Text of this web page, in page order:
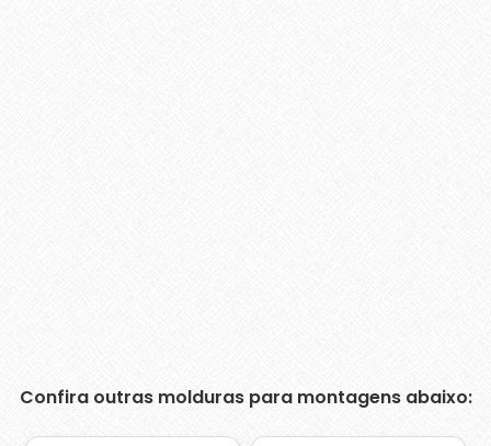
Confira outras molduras para montagens abaixo: